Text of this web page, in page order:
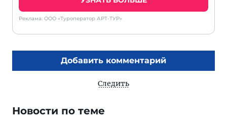
Реклама: ООО «Туроператор АРТ-ТУР»
Добавить комментарий
Следить
Новости по теме